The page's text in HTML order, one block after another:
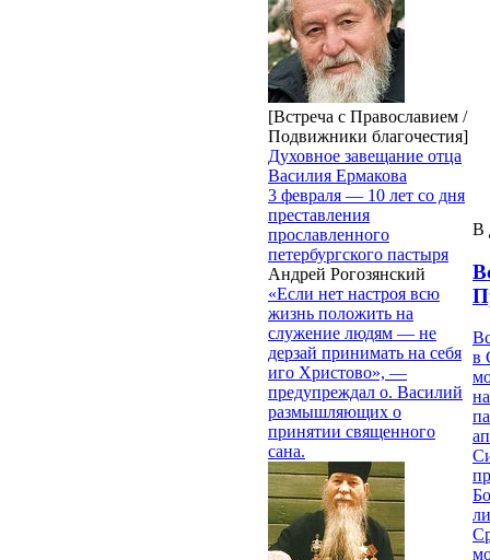
[Встреча с Православием /
Подвижники благочестия]
Духовное завещание отца
Василия Ермакова
3 февраля — 10 лет со дня
преставления
прославленного
петербургского пастыря
Андрей Рогозянский
«Если нет настроя всю
жизнь положить на
служение людям — не
дерзай принимать на себя
иго Христово», —
предупреждал о. Василий
размышляющих о
принятии священного
сана.
В
в